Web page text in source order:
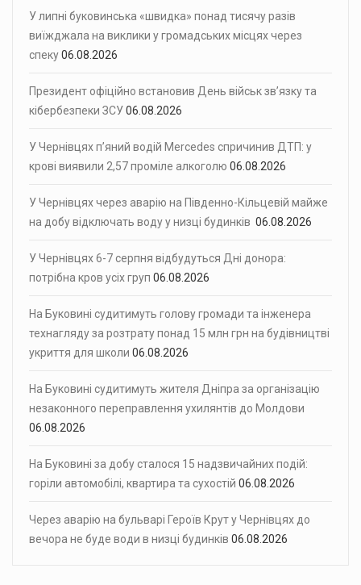
У липні буковинська «швидка» понад тисячу разів
виїжджала на виклики у громадських місцях через
спеку06.08.2026
Президент офіційно встановив День військ зв’язку та
кібербезпеки ЗСУ06.08.2026
У Чернівцях п’яний водій Mercedes спричинив ДТП: у
крові виявили 2,57 проміле алкоголю 06.08.2026
У Чернівцях через аварію на Південно-Кільцевій майже
на добу відключать воду у низці будинків 06.08.2026
У Чернівцях 6-7 серпня відбудуться Дні донора:
потрібна кров усіх груп 06.08.2026
На Буковині судитимуть голову громади та інженера
технагляду за розтрату понад 15 млн грн на будівництві
укриття для школи 06.08.2026
На Буковині судитимуть жителя Дніпра за організацію
незаконного переправлення ухилянтів до Молдови
06.08.2026
На Буковині за добу сталося 15 надзвичайних подій:
горіли автомобілі, квартира та сухостій 06.08.2026
Через аварію на бульварі Героїв Крут у Чернівцях до
вечора не буде води в низці будинків 06.08.2026